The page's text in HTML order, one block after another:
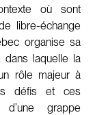
où sont
libre-échange
organise sa
dans laquelle la
rôle majeur à
défis et ces
grappe